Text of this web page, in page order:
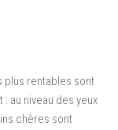
plus rentables sont
au niveau des yeux
chères sont